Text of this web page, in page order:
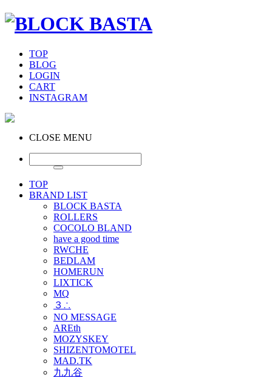
TOP
BLOG
LOGIN
CART
INSTAGRAM
CLOSE MENU
TOP
BRAND LIST
BLOCK BASTA
ROLLERS
COCOLO BLAND
have a good time
RWCHE
BEDLAM
HOMERUN
LIXTICK
MQ
３∴
NO MESSAGE
AREth
MOZYSKEY
SHIZENTOMOTEL
MAD.TK
九九谷